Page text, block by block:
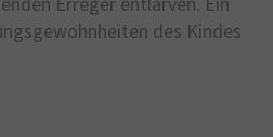
des Kindes